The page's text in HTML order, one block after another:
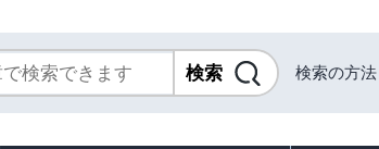
検索の方法